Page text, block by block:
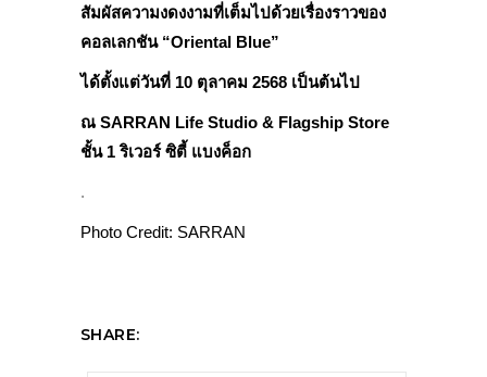
สัมผัสความงดงงามที่เต็มไปด้วยเรื่องราวของ
คอลเลกชัน “Oriental Blue”
ได้ตั้งแต่วันที่ 10 ตุลาคม 2568 เป็นต้นไป
ณ SARRAN Life Studio & Flagship Store
ชั้น 1 ริเวอร์ ซิตี้ แบงค็อก
.
Photo Credit: SARRAN
SHARE: